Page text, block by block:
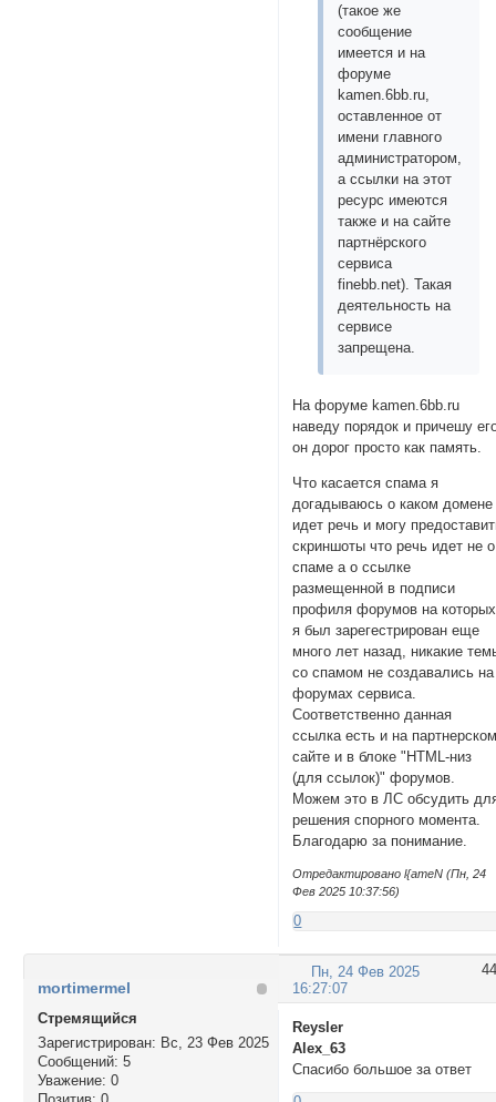
(такое же
сообщение
имеется и на
форуме
kamen.6bb.ru,
оставленное от
имени главного
администратором,
а ссылки на этот
ресурс имеются
также и на сайте
партнёрского
сервиса
finebb.net). Такая
деятельность на
сервисе
запрещена.
На форуме kamen.6bb.ru
наведу порядок и причешу
он дорог просто как память.
Что касается спама я
догадываюсь о каком домене
идет речь и могу
скриншоты что речь идет не о
спаме а о ссылке
размещенной в подписи
профиля форумов на которых
я был зарегестрирован еще
много лет назад, никакие
со спамом не создавались на
форумах сервиса.
Соответственно данная
ссылка есть и на
сайте и в блоке "HTML-низ
(для ссылок)" форумов.
Можем это в ЛС обсудить
решения спорного момента.
Благодарю за понимание.
Отредактировано l{ameN (Пн, 24
Фев 2025 10:37:56)
0
44
Пн, 24 Фев 2025
16:27:07
mortimermel
Стремящийся
Зарегистрирован: Вс, 23 Фев 2025
Сообщений: 5
Уважение: 0
Reysler
Alex_63
Спасибо большое за ответ